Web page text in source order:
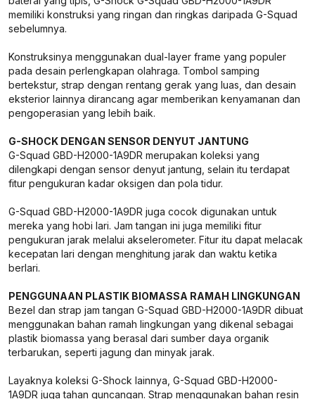
memiliki konstruksi yang ringan dan ringkas daripada G-Squad
sebelumnya.
Konstruksinya menggunakan dual-layer frame yang populer
pada desain perlengkapan olahraga. Tombol samping
bertekstur, strap dengan rentang gerak yang luas, dan desain
eksterior lainnya dirancang agar memberikan kenyamanan dan
pengoperasian yang lebih baik.
G-SHOCK DENGAN SENSOR DENYUT JANTUNG
G-Squad GBD-H2000-1A9DR merupakan koleksi yang
dilengkapi dengan sensor denyut jantung, selain itu terdapat
fitur pengukuran kadar oksigen dan pola tidur.
G-Squad GBD-H2000-1A9DR juga cocok digunakan untuk
mereka yang hobi lari. Jam tangan ini juga memiliki fitur
pengukuran jarak melalui akselerometer. Fitur itu dapat melacak
kecepatan lari dengan menghitung jarak dan waktu ketika
berlari.
PENGGUNAAN PLASTIK BIOMASSA RAMAH LINGKUNGAN
Bezel dan strap jam tangan G-Squad GBD-H2000-1A9DR dibuat
menggunakan bahan ramah lingkungan yang dikenal sebagai
plastik biomassa yang berasal dari sumber daya organik
terbarukan, seperti jagung dan minyak jarak.
Layaknya koleksi G-Shock lainnya, G-Squad GBD-H2000-
1A9DR juga tahan guncangan. Strap menggunakan bahan resin